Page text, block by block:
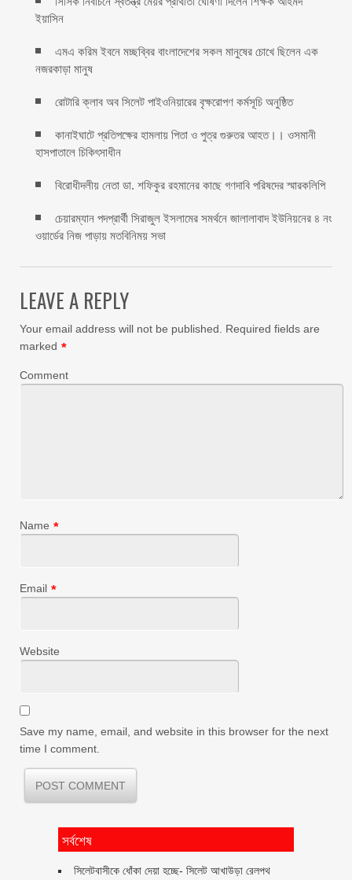
ইয়াসিন
এমএ করিম ইবনে মচ্ছব্বির বাংলাদেশের সকল মানুষের চোখে ছিলেন এক
নজরকাড়া মানুষ ‎
রোটারি ক্লাব অব সিলেট পাইওনিয়ারের বৃক্ষরোপণ কর্মসূচি অনুষ্ঠিত
কানাইঘাটে প্রতিপক্ষের হামলায় পিতা ও পুত্র গুরুতর আহত।। ওসমানী
হাসপাতালে চিকিৎসাধীন
বিরোধীদলীয় নেতা ডা. শফিকুর রহমানের কাছে গণদাবি পরিষদের স্মারকলিপি ‎
চেয়ারম্যান পদপ্রার্থী সিরাজুল ইসলামের সমর্থনে জালালাবাদ ইউনিয়নের ৪ নং
ওয়ার্ডের নিজ পাড়ায় মতবিনিময় সভা
LEAVE A REPLY
Your email address will not be published.
Required fields are
marked *
Comment
Name *
Email *
Website
Save my name, email, and website in this browser for the next
time I comment.
সর্বশেষ
‎সিলেটবাসীকে ধোঁকা দেয়া হচ্ছে- সিলেট আখাউড়া রেলপথ